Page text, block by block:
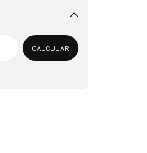
Alterar CEP
CALCULAR